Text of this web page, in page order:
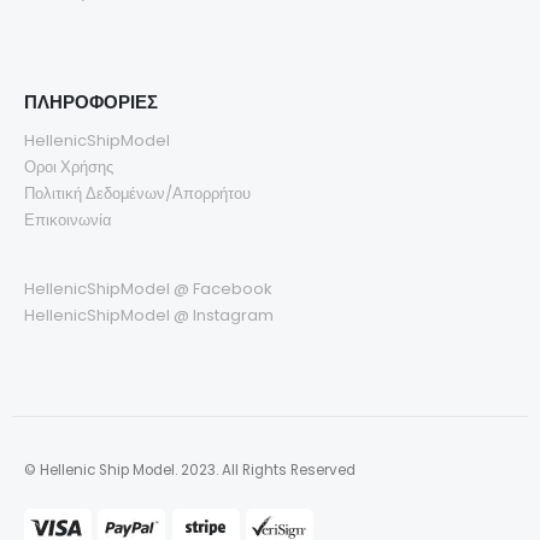
ΠΛΗΡΟΦΟΡΙΕΣ
HellenicShipModel
Οροι Χρήσης
Πολιτική Δεδομένων/Απορρήτου
Επικοινωνία
HellenicShipModel @ Facebook
HellenicShipModel @ Instagram
© Hellenic Ship Model. 2023. All Rights Reserved